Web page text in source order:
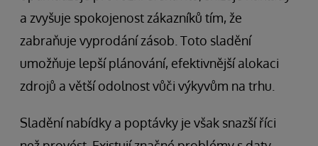
a zvyšuje spokojenost zákazníků tím, že
zabraňuje vyprodání zásob. Toto sladění
umožňuje lepší plánování, efektivnější alokaci
zdrojů a větší odolnost vůči výkyvům na trhu.
Sladění nabídky a poptávky je však snazší říci